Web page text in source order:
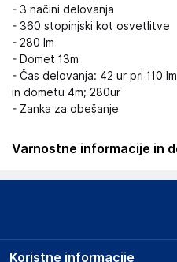
- 3 načini delovanja
- 360 stopinjski kot osvetlitve
- 280 lm
- Domet 13m
- Čas delovanja: 42 ur pri 110
in dometu 4m; 280ur
- Zanka za obešanje
Varnostne informacije in
Podatki o proizvajalcu
Koristne informacije